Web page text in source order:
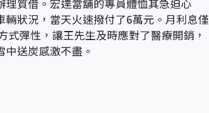
理質借。宏達當舖的專員體恤其急迫心
輛狀況，當天火速撥付了6萬元。月利息僅
式彈性，讓王先生及時應對了醫療開銷，
中送炭感激不盡。